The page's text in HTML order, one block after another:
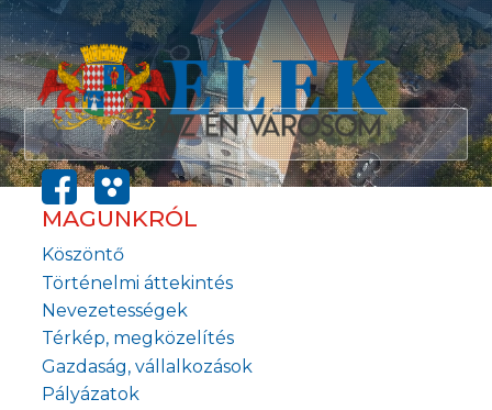
MAGUNKRÓL
Köszöntő
Történelmi áttekintés
Nevezetességek
Térkép, megközelítés
Gazdaság, vállalkozások
Pályázatok